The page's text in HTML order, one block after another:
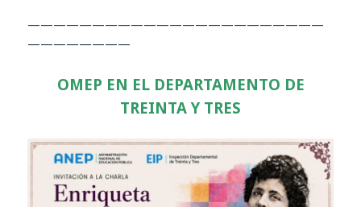
———————————————————————
————————
OMEP EN EL DEPARTAMENTO DE
TREINTA Y TRES